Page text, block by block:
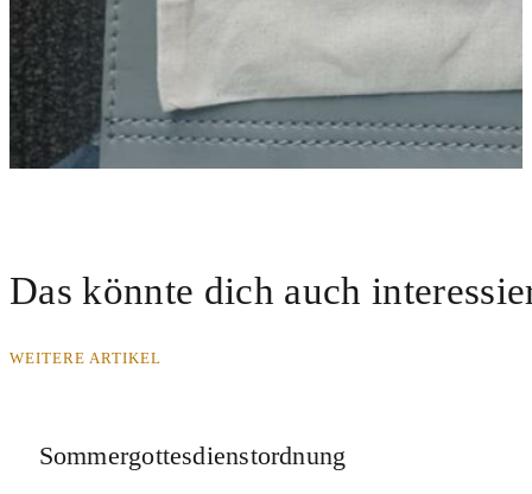
Das könnte dich auch
WEITERE ARTIKEL
Sommergottesdienstordnung